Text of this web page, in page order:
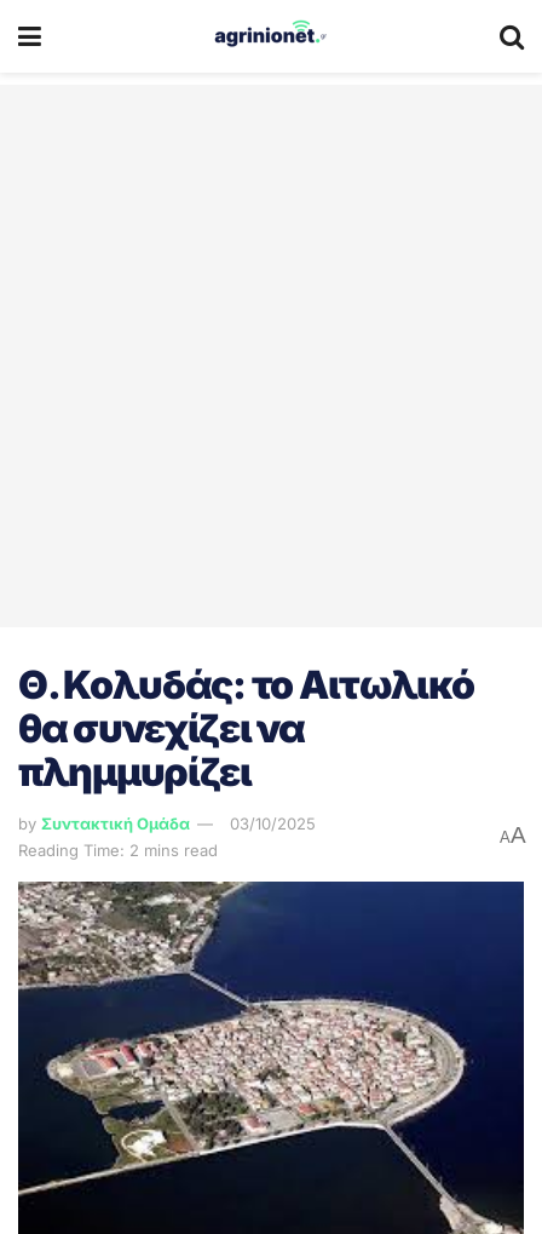
Θ. Κολυδάς: το Αιτωλικό
θα συνεχίζει να
πλημμυρίζει
by Συντακτική Ομάδα
03/10/2025
Reading Time: 2 mins read
AA